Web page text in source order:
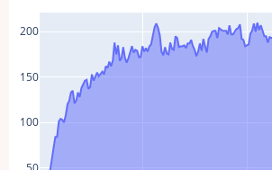
100
150
200